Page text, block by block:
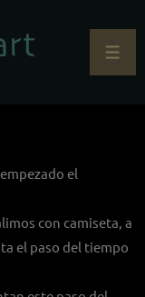
el
con camiseta, a
el paso del tiempo